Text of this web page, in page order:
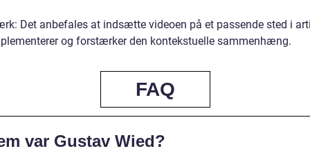
Det anbefales at indsætte videoen på et passende sted i
og forstærker den kontekstuelle sammenhæng.
FAQ
var Gustav Wied?